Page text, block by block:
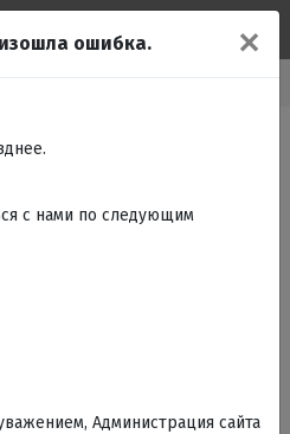
✕
ошибка.
с нами по следующим
Администрация сайта